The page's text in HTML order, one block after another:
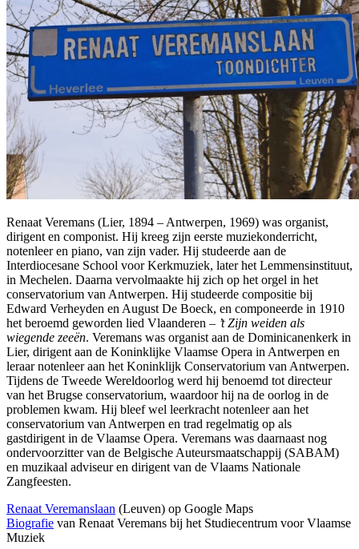
Renaat Veremans (Lier, 1894 – Antwerpen, 1969) was organist,
dirigent en componist. Hij kreeg zijn eerste muziekonderricht,
notenleer en piano, van zijn vader. Hij studeerde aan de
Interdiocesane School voor Kerkmuziek, later het Lemmensinstituut,
in Mechelen. Daarna vervolmaakte hij zich op het orgel in het
conservatorium van Antwerpen. Hij studeerde compositie bij
Edward Verheyden en August De Boeck, en componeerde in 1910
het beroemd geworden lied Vlaanderen – ’t Zijn weiden als
wiegende zeeën. Veremans was organist aan de Dominicanenkerk in
Lier, dirigent aan de Koninklijke Vlaamse Opera in Antwerpen en
leraar notenleer aan het Koninklijk Conservatorium van Antwerpen.
Tijdens de Tweede Wereldoorlog werd hij benoemd tot directeur
van het Brugse conservatorium, waardoor hij na de oorlog in de
problemen kwam. Hij bleef wel leerkracht notenleer aan het
conservatorium van Antwerpen en trad regelmatig op als
gastdirigent in de Vlaamse Opera. Veremans was daarnaast nog
ondervoorzitter van de Belgische Auteursmaatschappij (SABAM)
en muzikaal adviseur en dirigent van de Vlaams Nationale
Zangfeesten.
Renaat Veremanslaan (Leuven) op Google Maps
Biografie van Renaat Veremans bij het Studiecentrum voor Vlaamse
Muziek